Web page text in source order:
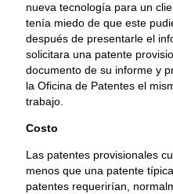
nueva tecnología para un
tenía miedo de que este
después de presentarle el
solicitara una patente
documento de su informe y
la Oficina de Patentes el
trabajo.
Costo
Las patentes provisionales
menos que una patente
patentes requerirían,